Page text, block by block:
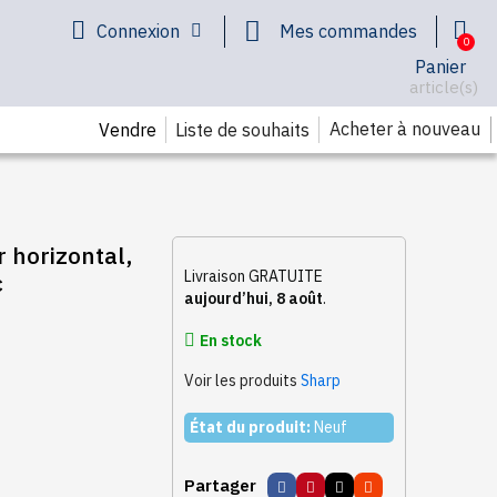
Connexion
Mes commandes
Panier
article(s)
Vendre Liste de souhaits Acheter à nouveau
horizontal,
Livraison GRATUITE
aujourd’hui, 8 août.
En stock
Voir les produits Sharp
État du produit: Neuf
Partager